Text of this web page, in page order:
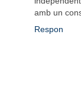
amb un
Respon